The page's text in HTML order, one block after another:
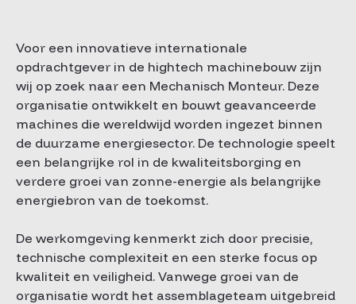
Voor een innovatieve internationale
opdrachtgever in de hightech machinebouw zijn
wij op zoek naar een Mechanisch Monteur. Deze
organisatie ontwikkelt en bouwt geavanceerde
machines die wereldwijd worden ingezet binnen
de duurzame energiesector. De technologie speelt
een belangrijke rol in de kwaliteitsborging en
verdere groei van zonne-energie als belangrijke
energiebron van de toekomst.
De werkomgeving kenmerkt zich door precisie,
technische complexiteit en een sterke focus op
kwaliteit en veiligheid. Vanwege groei van de
organisatie wordt het assemblageteam uitgebreid